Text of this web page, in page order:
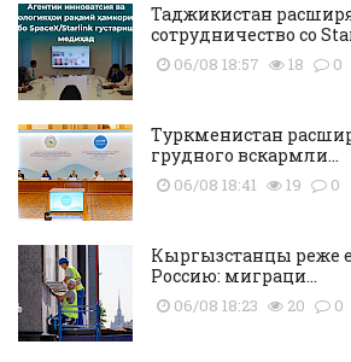
Таджикистан
сотрудничество со
06/08 18:57 18 0
Туркменистан
грудного вскармли...
06/08 18:41 19 0
Кыргызстанцы реже
Россию: миграци...
06/08 18:23 20 0